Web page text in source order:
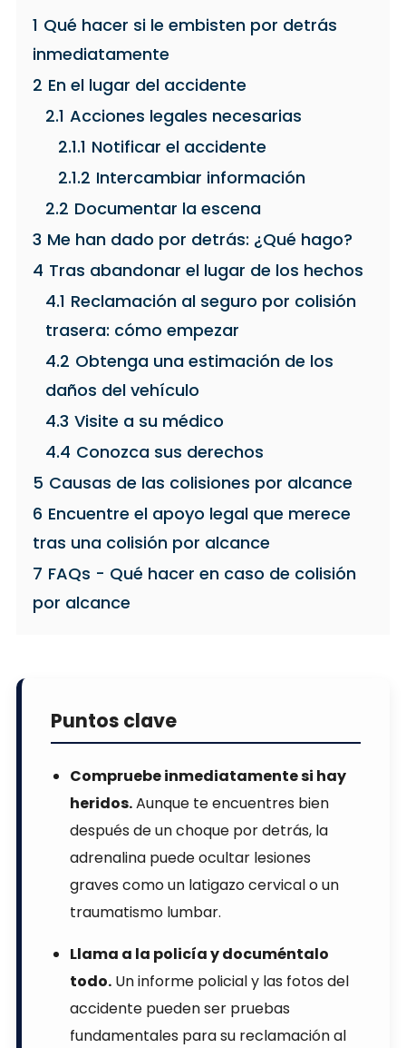
1 Qué hacer si le embisten por detrás
inmediatamente
2 En el lugar del accidente
2.1 Acciones legales necesarias
2.1.1 Notificar el accidente
2.1.2 Intercambiar información
2.2 Documentar la escena
3 Me han dado por detrás: ¿Qué hago?
4 Tras abandonar el lugar de los hechos
4.1 Reclamación al seguro por colisión
trasera: cómo empezar
4.2 Obtenga una estimación de los
daños del vehículo
4.3 Visite a su médico
4.4 Conozca sus derechos
5 Causas de las colisiones por alcance
6 Encuentre el apoyo legal que merece
tras una colisión por alcance
7 FAQs - Qué hacer en caso de colisión
por alcance
Puntos clave
Compruebe inmediatamente si hay
heridos.Aunque te encuentres bien
después de un choque por detrás, la
adrenalina puede ocultar lesiones
graves como un latigazo cervical o un
traumatismo lumbar.
Llama a la policía y documéntalo
todo.Un informe policial y las fotos del
accidente pueden ser pruebas
fundamentales para su reclamación al